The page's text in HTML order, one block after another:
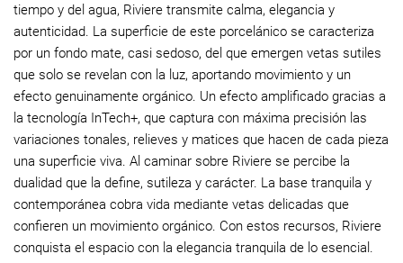
tiempo y del agua, Riviere transmite calma, elegancia y
autenticidad. La superficie de este porcelánico se caracteriza
por un fondo mate, casi sedoso, del que emergen vetas sutiles
que solo se revelan con la luz, aportando movimiento y un
efecto genuinamente orgánico. Un efecto amplificado gracias a
la tecnología InTech+, que captura con máxima precisión las
variaciones tonales, relieves y matices que hacen de cada pieza
una superficie viva. Al caminar sobre Riviere se percibe la
dualidad que la define, sutileza y carácter. La base tranquila y
contemporánea cobra vida mediante vetas delicadas que
confieren un movimiento orgánico. Con estos recursos, Riviere
conquista el espacio con la elegancia tranquila de lo esencial.